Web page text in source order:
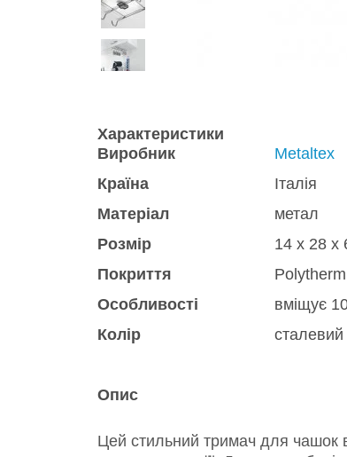
Характеристики
Виробник
Metaltex
Країна
Італія
Матеріал
метал
Розмір
14 x 28 x
Покриття
Polytherm
Особливості
вміщує
Колір
сталевий
Опис
Цей стильний тримач для чашок